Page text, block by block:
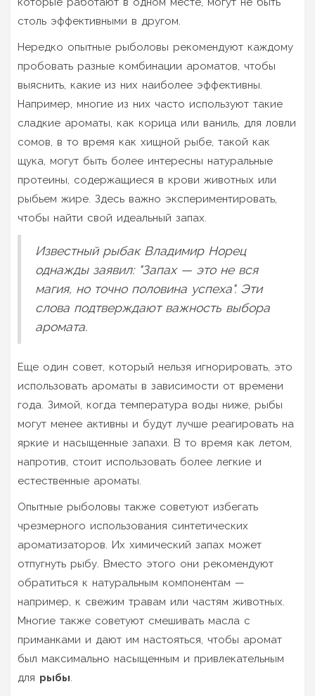
столь эффективными в другом.
Нередко опытные рыболовы рекомендуют каждому
пробовать разные комбинации ароматов, чтобы
выяснить, какие из них наиболее эффективны.
Например, многие из них часто используют такие
сладкие ароматы, как корица или ваниль, для ловли
сомов, в то время как хищной рыбе, такой как
щука, могут быть более интересны натуральные
протеины, содержащиеся в крови животных или
рыбьем жире. Здесь важно экспериментировать,
чтобы найти свой идеальный запах.
Известный рыбак Владимир Норец
однажды заявил: "Запах — это не вся
магия, но точно половина успеха". Эти
слова подтверждают важность выбора
аромата.
Еще один совет, который нельзя игнорировать, это
использовать ароматы в зависимости от времени
года. Зимой, когда температура воды ниже, рыбы
могут менее активны и будут лучше реагировать на
яркие и насыщенные запахи. В то время как летом,
напротив, стоит использовать более легкие и
естественные ароматы.
Опытные рыболовы также советуют избегать
чрезмерного использования синтетических
ароматизаторов. Их химический запах может
отпугнуть рыбу. Вместо этого они рекомендуют
обратиться к натуральным компонентам —
например, к свежим травам или частям животных.
Многие также советуют смешивать масла с
приманками и дают им настояться, чтобы аромат
был максимально насыщенным и привлекательным
для рыбы.